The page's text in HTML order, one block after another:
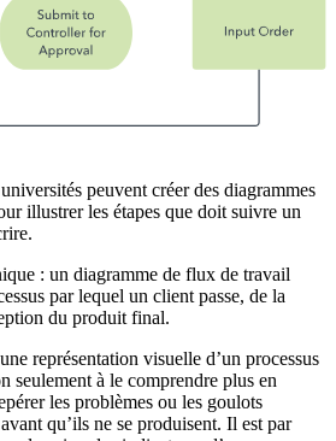
peuvent créer des diagrammes
illustrer les étapes que doit suivre un
: un diagramme de flux de travail
par lequel un client passe, de la
du produit final.
représentation visuelle d’un processus
seulement à le comprendre plus en
les problèmes ou les goulots
qu’ils ne se produisent. Il est par